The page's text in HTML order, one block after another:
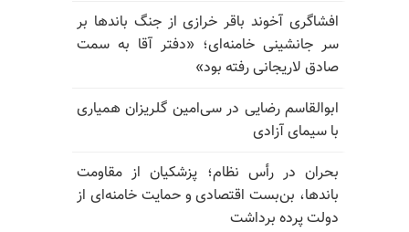
افشاگری آخوند باقر خرازی از جنگ باندها بر
سر جانشینی خامنه‌ای؛ «دفتر آقا به سمت
صادق لاریجانی رفته بود»
ابوالقاسم رضایی در سی‌امین گلریزان همیاری
با سیمای آزادی
بحران در رأس نظام؛ پزشکیان از مقاومت
باندها، بن‌بست اقتصادی و حمایت خامنه‌ای از
دولت پرده برداشت